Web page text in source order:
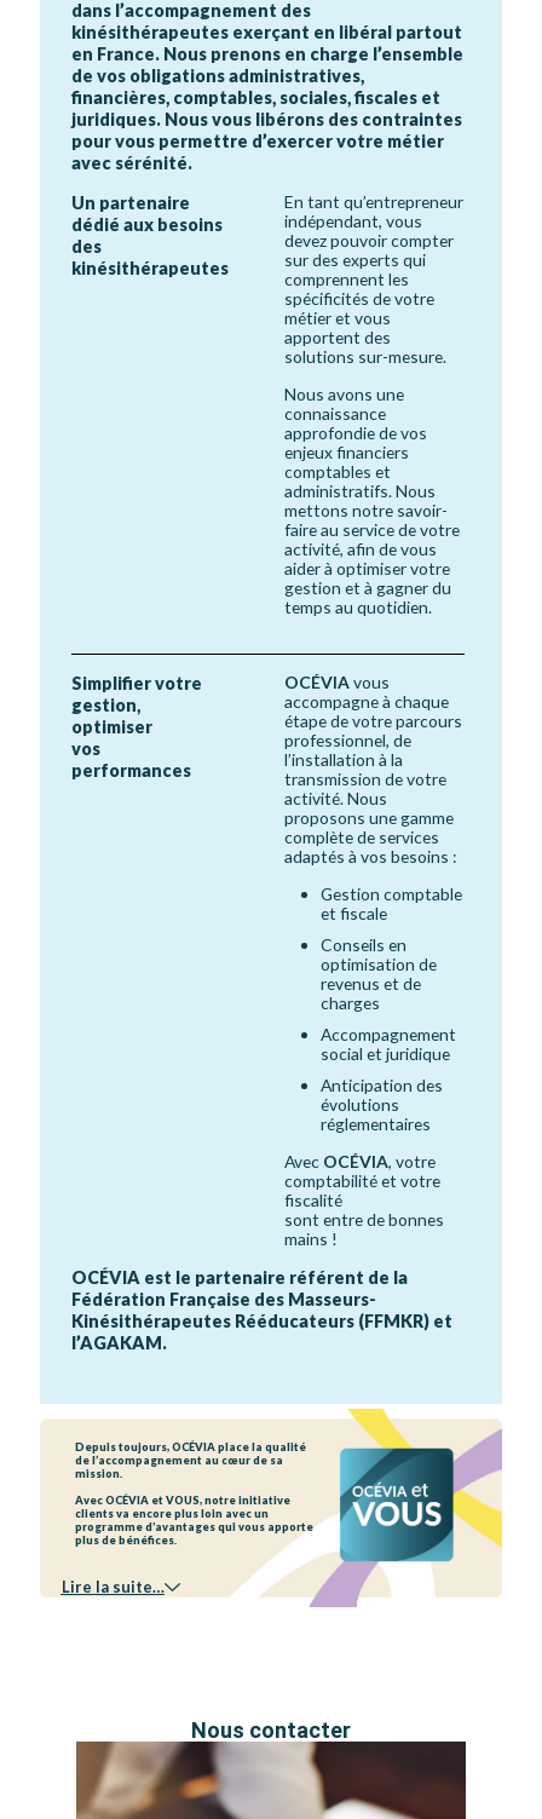
dans l’accompagnement des
kinésithérapeutes exerçant en libéral partout
en France. Nous prenons en charge l’ensemble
de vos obligations administratives,
financières, comptables, sociales, fiscales et
juridiques. Nous vous libérons des contraintes
pour vous permettre d’exercer votre métier
avec sérénité.
Un partenaire
dédié aux besoins
des
kinésithérapeutes
En tant qu’entrepreneur
indépendant, vous
devez pouvoir compter
sur des experts qui
comprennent les
spécificités de votre
métier et vous
apportent des
solutions sur-mesure.
Nous avons une
connaissance
approfondie de vos
enjeux financiers
comptables et
administratifs. Nous
mettons notre savoir-
faire au service de votre
activité, afin de vous
aider à optimiser votre
gestion et à gagner du
temps au quotidien.
Simplifier votre
gestion,
optimiser
vos
performances
OCÉVIAvous
accompagne à chaque
étape de votre parcours
professionnel, de
l’installation à la
transmission de votre
activité. Nous
proposons une gamme
complète de services
adaptés à vos besoins :
Gestion comptable
et fiscale
Conseils en
optimisation de
revenus et de
charges
Accompagnement
social et juridique
Anticipation des
évolutions
réglementaires
Avec OCÉVIA, votre
comptabilité et votre
fiscalité
sont entre de bonnes
mains !
OCÉVIA est le partenaire référent de la
Fédération Française des Masseurs-
Kinésithérapeutes Rééducateurs (FFMKR) et
l’AGAKAM.
Depuis toujours, OCÉVIA place la qualité
de l’accompagnement au cœur de sa
mission.
Avec OCÉVIA et VOUS, notre initiative
clients va encore plus loin avec un
programme d’avantages qui vous apporte
plus de bénéfices.
Lire la suite…
Nous contacter